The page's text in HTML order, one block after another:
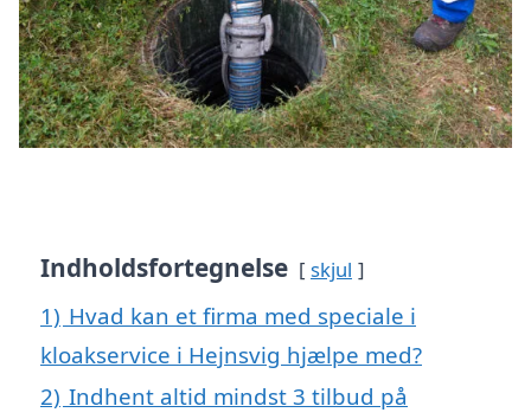
Indholdsfortegnelse skjul
1) Hvad kan et firma med speciale i
kloakservice i Hejnsvig hjælpe med?
2) Indhent altid mindst 3 tilbud på